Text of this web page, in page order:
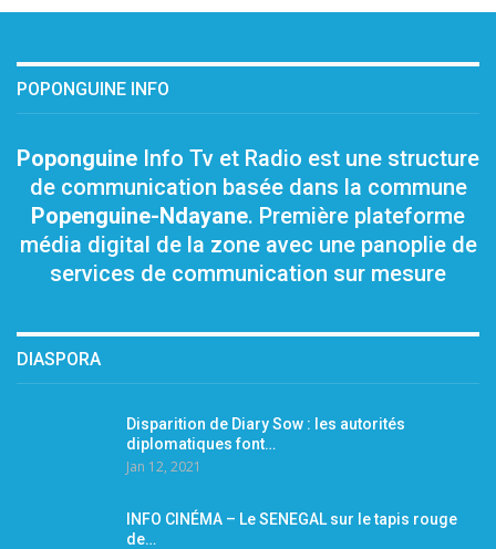
POPONGUINE INFO
Poponguine Info Tv et Radio est une structure
de communication basée dans la commune
Popenguine-Ndayane. Première plateforme
média digital de la zone avec une panoplie de
services de communication sur mesure
DIASPORA
Disparition de Diary Sow : les autorités
diplomatiques font…
Jan 12, 2021
INFO CINÉMA – Le SENEGAL sur le tapis rouge
de…